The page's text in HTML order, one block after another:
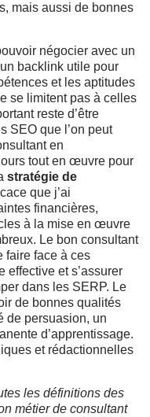
mais aussi de bonnes
négocier avec un
backlink utile pour
et les aptitudes
se limitent pas à celles
reste d’être
SEO que l’on peut
en
tout en œuvre pour
stratégie de
que j’ai
financières,
à la mise en œuvre
Le bon consultant
faire face à ces
effective et s’assurer
dans les SERP. Le
de bonnes qualités
de persuasion, un
d’apprentissage.
et rédactionnelles
les définitions des
métier de consultant